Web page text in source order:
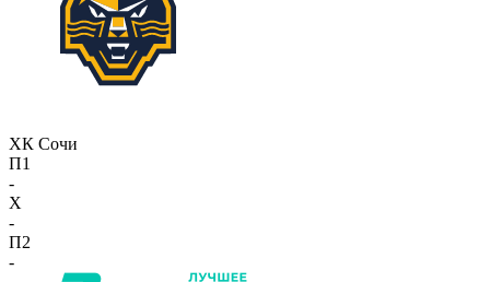
ХК Сочи
П1
-
X
-
П2
-